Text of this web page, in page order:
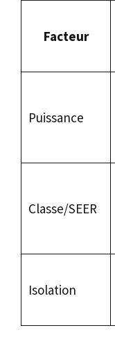
Facteur
Puissance
Classe/SEER
Isolation